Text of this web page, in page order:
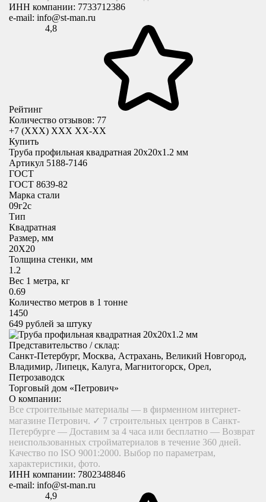
ИНН компании: 7733712386
e-mail: info@st-man.ru
Рейтинг
4,8
Количество отзывов: 77
+7 (XXX) ХХХ ХХ-ХХ
Купить
Труба профильная квадратная 20x20х1.2 мм
Артикул 5188-7146
ГОСТ
ГОСТ 8639-82
Марка стали
09г2с
Тип
Квадратная
Размер, мм
20X20
Толщина стенки, мм
1.2
Вес 1 метра, кг
0.69
Количество метров в 1 тонне
1450
649 рублей за штуку
Представительство / склад:
Санкт-Петербург, Москва, Астрахань, Великий Новгород,
Владимир, Липецк, Калуга, Магнитогорск, Орел,
Петрозаводск
Торговый дом «Петрович»
О компании:
Все строительные материалы — в фирменном интернет-
магазине Петрович. ✓ 7 строительных центров в Санкт-
Петербурге — Доставим за 4 часа или бесплатно — Возврат
неиспользованных стройматериалов в течение 360 дней.
Качество по ISO 9001:2000. Выбор по параметрам,
характеристики, фото.
ИНН компании: 7802348846
e-mail: info@st-man.ru
4,9